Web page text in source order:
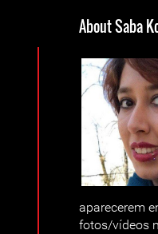
About Saba
aparecerem
fotos/vídeos